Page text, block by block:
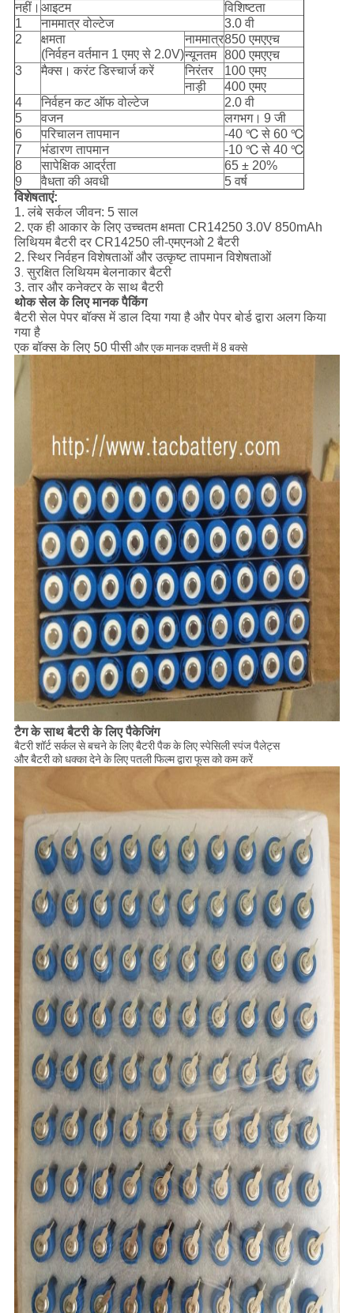
नहीं। आइटम
विशिष्टता
1
नाममात्र वोल्टेज
3.0 वी
2
क्षमता
(निर्वहन वर्तमान 1 एमए से 2.0V)
नाममात्र850 एमएएच
न्यूनतम 800 एमएएच
3
मैक्स। करंट डिस्चार्ज करें निरंतर
100 एमए
नाड़ी
400 एमए
4
निर्वहन कट ऑफ वोल्टेज
2.0 वी
5
वजन लगभग। 9 जी
6
परिचालन तापमान
-40 ℃ से 60 ℃
7
भंडारण तापमान
-10 ℃ से 40 ℃
8
सापेक्षिक आर्द्रता
65 ± 20%
9
वैधता की अवधी
5 वर्ष
विशेषताएं:
1. लंबे सर्कल जीवन: 5 साल
2. एक ही आकार के लिए उच्चतम क्षमता CR14250 3.0V 850mAh
लिथियम बैटरी दर CR14250 ली-एमएनओ 2 बैटरी
2. स्थिर निर्वहन विशेषताओं और उत्कृष्ट तापमान विशेषताओं
3. सुरक्षित लिथियम बेलनाकार बैटरी
3. तार और कनेक्टर के साथ बैटरी
थोक सेल के लिए मानक पैकिंग
बैटरी सेल पेपर बॉक्स में डाल दिया गया है और पेपर बोर्ड द्वारा अलग किया
गया है
एक बॉक्स के लिए 50 पीसीऔर एक मानक दफ़्ती में 8 बक्से
टैग के साथ बैटरी के लिए पैकेजिंग
बैटरी शॉर्ट सर्कल से बचने के लिए बैटरी पैक के लिए स्पेसिली स्पंज पैलेट्स
और बैटरी को धक्का देने के लिए पतली फिल्म द्वारा फूस को कम करें